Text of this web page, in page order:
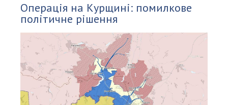
Операція на Курщині: помилкове
політичне рішення